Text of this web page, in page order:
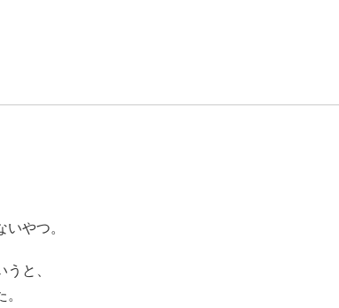
やつ。
と、